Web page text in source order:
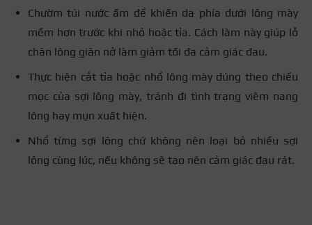
Chườm túi nước ấm để khiến da phía dưới lông mày
mềm hơn trước khi nhỏ hoặc tỉa. Cách làm này giúp lỗ
chân lông giãn nở làm giảm tối đa cảm giác đau.
Thực hiện cắt tỉa hoặc nhổ lông mày đúng theo chiều
mọc của sợi lông mày, tránh đi tình trạng viêm nang
lông hay mụn xuất hiện.
Nhổ từng sợi lông chứ không nên loại bỏ nhiều sợi
lông cùng lúc, nếu không sẽ tạo nên cảm giác đau rát.